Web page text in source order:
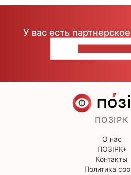
У вас есть
ПОЗІРК
О нас
ПОЗІРК+
Контакты
Политика